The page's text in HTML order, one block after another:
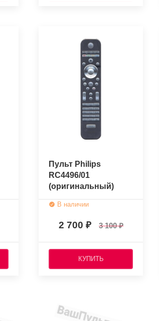
Пульт Philips
RC4496/01
(оригинальный)
В наличии
2 700 3 100
КУПИТЬ